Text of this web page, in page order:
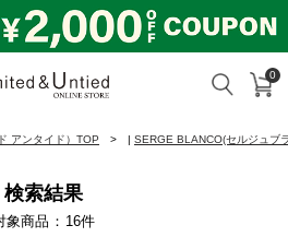
検索 カ
0
アンタイド）TOP | SERGE BLANCO(セルジュブ
検索結果
象商品 16件